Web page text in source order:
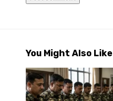
You Might Also Like